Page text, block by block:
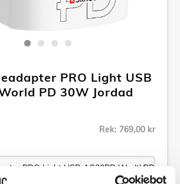
PRO Light USB
PD 30W Jordad
Rek: 769,00 kr